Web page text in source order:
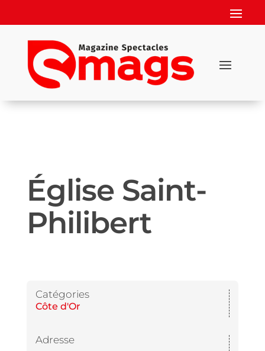
Église Saint-
Philibert
Catégories
Côte d'Or
Adresse